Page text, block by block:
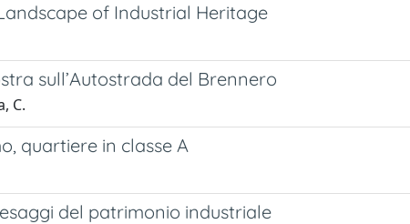
of Industrial Heritage
sull’Autostrada del Brennero
C.
quartiere in classe A
del patrimonio industriale